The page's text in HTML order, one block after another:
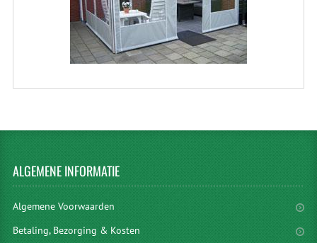
ALGEMENEINFORMATIE
Algemene Voorwaarden
Betaling, Bezorging & Kosten